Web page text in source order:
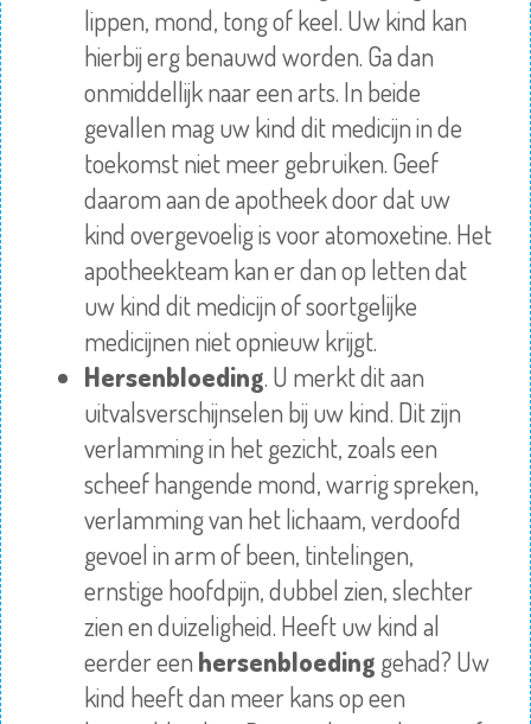
lippen, mond, tong of keel. Uw kind kan
hierbij erg benauwd worden. Ga dan
onmiddellijk naar een arts. In beide
gevallen mag uw kind dit medicijn in de
toekomst niet meer gebruiken. Geef
daarom aan de apotheek door dat uw
kind overgevoelig is voor atomoxetine. Het
apotheekteam kan er dan op letten dat
uw kind dit medicijn of soortgelijke
medicijnen niet opnieuw krijgt.
Hersenbloeding. U merkt dit aan
uitvalsverschijnselen bij uw kind. Dit zijn
verlamming in het gezicht, zoals een
scheef hangende mond, warrig spreken,
verlamming van het lichaam, verdoofd
gevoel in arm of been, tintelingen,
ernstige hoofdpijn, dubbel zien, slechter
zien en duizeligheid. Heeft uw kind al
eerder een hersenbloeding gehad? Uw
kind heeft dan meer kans op een